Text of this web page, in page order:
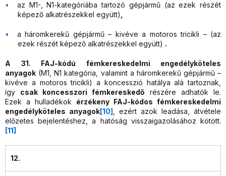
az M1-, N1-kategóriába tartozó gépjármű (az ezek részét
képező alkatrészekkel együtt)
a háromkerekű gépjármű – kivéve a motoros tricikli – (az
ezek részét képező alkatrészekkel együtt) .
A 31. FAJ-kódú fémkereskedelmi engedélyköteles
anyagok (M1, N1 kategória, valamint a háromkerekű gépjármű –
kivéve a motoros tricikli) a koncesszió hatálya alá tartoznak,
így csak koncesszori fémkereskedő részére adhatók le.
Ezek a hulladékok érzékeny FAJ-kódos fémkereskedelmi
engedélyköteles anyagok[10] , ezért azok leadása, átvétele
előzetes bejelentéshez, a hatóság visszaigazolásához kötött.
[11]
12.